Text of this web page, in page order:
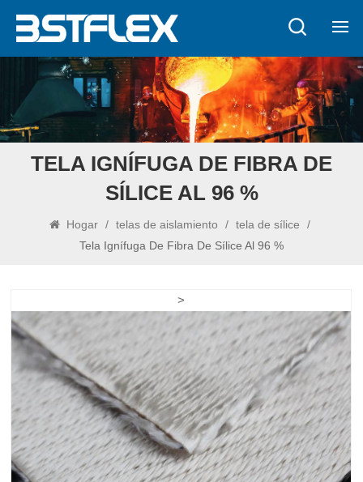
TELA IGNÍFUGA DE FIBRA DE
SÍLICE AL 96 %
Hogar / telas de aislamiento / tela de sílice
/
Tela Ignífuga De Fibra De Sílice Al 96 %
>